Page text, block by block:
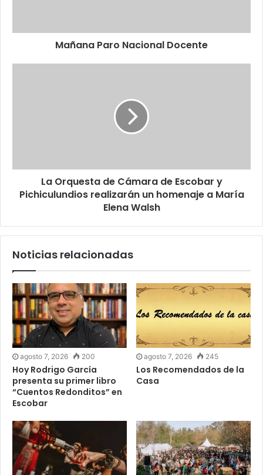
Mañana Paro Nacional Docente
La Orquesta de Cámara de Escobar y
Pichiculundios realizarán un homenaje a María
Elena Walsh
Noticias relacionadas
agosto 7, 2026 200
Hoy Rodrigo García
presenta su primer libro
“Cuentos Redonditos” en
Escobar
agosto 7, 2026 245
Los Recomendados de la
Casa